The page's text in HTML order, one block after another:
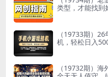
类型，才能找到
（19733期）
机，轻松日入
（19732期）